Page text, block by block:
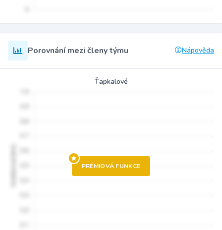
Porovnání mezi členy týmu Nápověda
Ťapkalové
PRÉMIOVÁ FUNKCE